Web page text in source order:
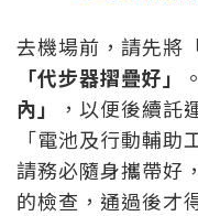
去機場前，請先將
「代步器摺疊好」
內」
，以便後續託
「電池及行動輔助
請務必隨身攜帶好
的檢查，通過後才